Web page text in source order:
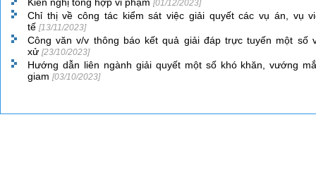
[01/12/2023]
Chỉ thị về công tác kiểm sát việc giải quyết các vụ án, vụ
tế [13/11/2023]
Công văn v/v thông báo kết quả giải đáp trực tuyến một số
xử [23/10/2023]
Hướng dẫn liên ngành giải quyết một số khó khăn, vướng
giam [03/10/2023]